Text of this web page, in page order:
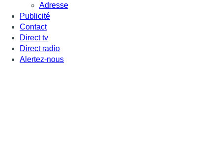
Adresse
Publicité
Contact
Direct tv
Direct radio
Alertez-nous